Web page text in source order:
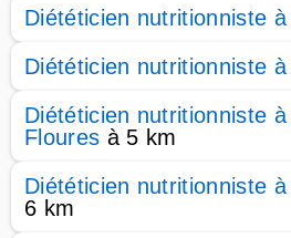
Diététicien nutritionniste
Diététicien nutritionniste
Diététicien nutritionniste
Floures à 5 km
Diététicien nutritionniste
6 km